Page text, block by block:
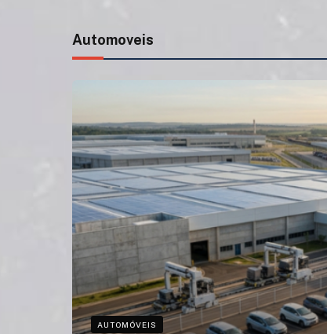
Automoveis
AUTOMÓVEIS